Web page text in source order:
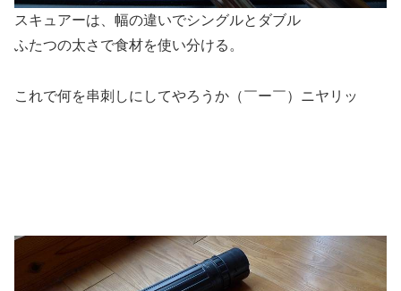
スキュアーは、幅の違いでシングルとダブル
ふたつの太さで食材を使い分ける。
これで何を串刺しにしてやろうか（￣ー￣）ニヤリッ